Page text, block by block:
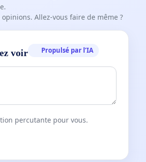
Allez-vous faire de même ?
voir Propulsé par l’IA
percutante pour vous.